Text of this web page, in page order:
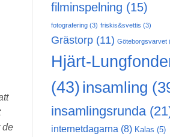
de
filminspelning (15)
fotografering(3) friskis&svettis (3)
Grästorp(11) Göteborgsvarvet
Hjärt-
(43) insamling
insamlingsrunda
internetdagarna (8) Kalas (5)